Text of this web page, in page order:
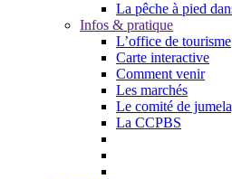
La pêche à pied
Infos & pratique
L’office de tourisme
Carte interactive
Comment venir
Les marchés
Le comité de
La CCPBS